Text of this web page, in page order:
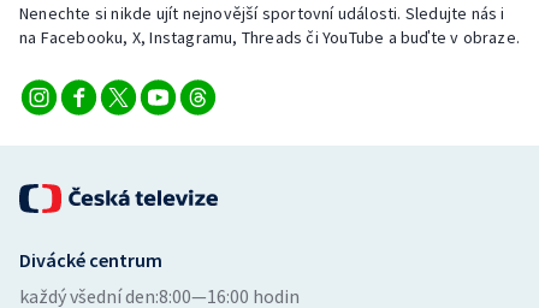
Nenechte si nikde ujít nejnovější sportovní události. Sledujte nás i
na Facebooku, X, Instagramu, Threads či YouTube a buďte v obraze.
Divácké centrum
každý všední den:8:00—16:00 hodin